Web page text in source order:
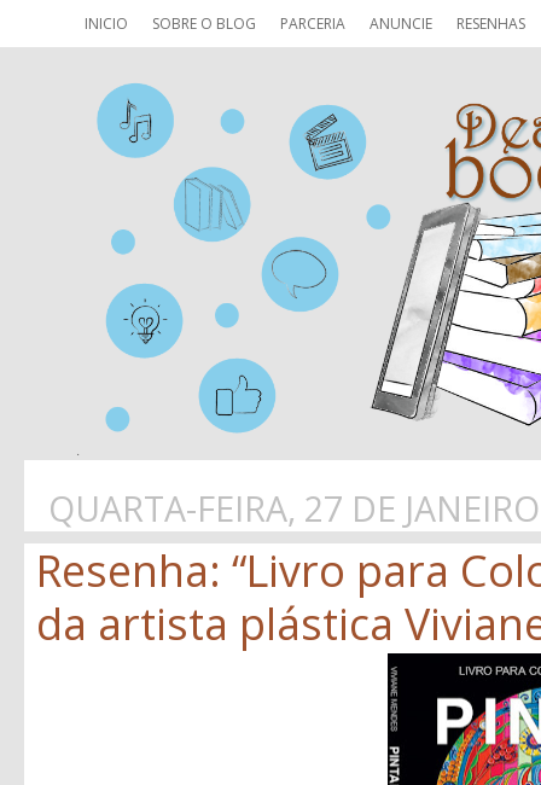
INICIO SOBRE O BLOG PARCERIA ANUNCIE RESENHAS
QUARTA-FEIRA, 27 DE
Resenha: “Livro para
da artista plástica